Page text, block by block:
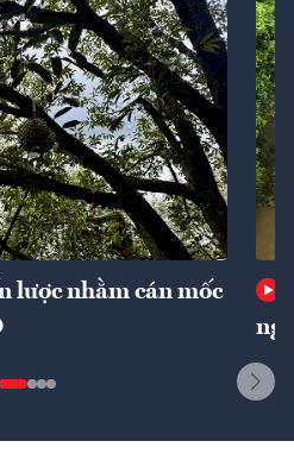
lược nhằm cán mốc